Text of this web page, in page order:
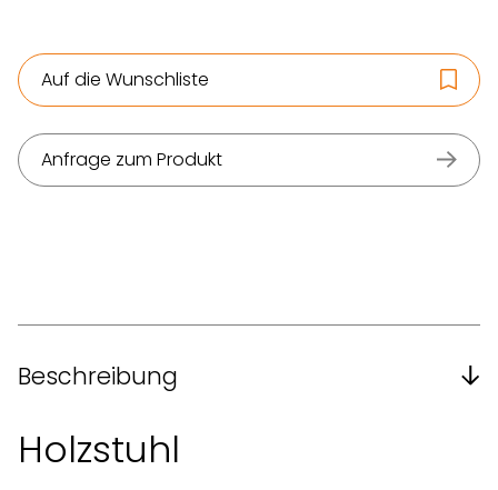
Auf die Wunschliste
Anfrage zum Produkt
Beschreibung
Holzstuhl